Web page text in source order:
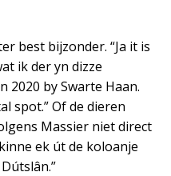
best bijzonder. “Ja it is
ik der yn dizze
2020 by Swarte Haan.
spot.” Of de dieren
Massier niet direct
ek út de koloanje